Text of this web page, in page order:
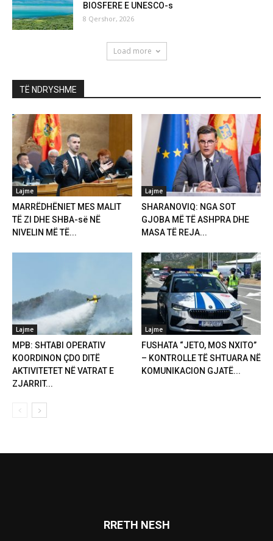
BIOSFERE E UNESCO-s
8 Qershor, 2026
Load more
TË NDRYSHME
Lajme
MARRËDHËNIET MES MALIT
TË ZI DHE SHBA-së NË
NIVELIN MË TË...
Lajme
SHARANOVIQ: NGA SOT
GJOBA MË TË ASHPRA DHE
MASA TË REJA...
Lajme
MPB: SHTABI OPERATIV
KOORDINON ÇDO DITË
AKTIVITETET NË VATRAT E
ZJARRIT...
Lajme
FUSHATA “JETO, MOS NXITO”
– KONTROLLE TË SHTUARA NË
KOMUNIKACION GJATË...
RRETH NESH